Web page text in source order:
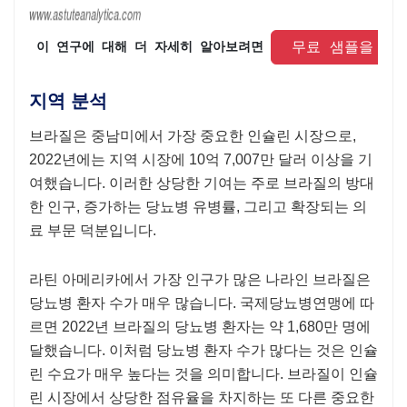
이 연구에 대해 더 자세히 알아보려면 무료 샘플을 요
지역 분석
브라질은 중남미에서 가장 중요한 인슐린 시장으로,
2022년에는 지역 시장에 10억 7,007만 달러 이상을 기
여했습니다. 이러한 상당한 기여는 주로 브라질의 방대
한 인구, 증가하는 당뇨병 유병률, 그리고 확장되는 의
료 부문 덕분입니다.
라틴 아메리카에서 가장 인구가 많은 나라인 브라질은
당뇨병 환자 수가 매우 많습니다. 국제당뇨병연맹에 따
르면 2022년 브라질의 당뇨병 환자는 약 1,680만 명에
달했습니다. 이처럼 당뇨병 환자 수가 많다는 것은 인슐
린 수요가 매우 높다는 것을 의미합니다. 브라질이 인슐
린 시장에서 상당한 점유율을 차지하는 또 다른 중요한